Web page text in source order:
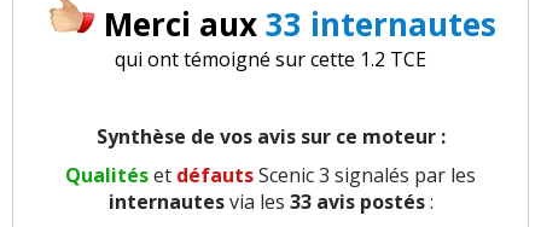
Merci aux33 internautes
qui ont témoigné sur cette 1.2 TCE
Synthèse de vos avis sur ce moteur :
Qualitéset défautsScenic 3 signalés par les
internautesvia les 33 avis postés: